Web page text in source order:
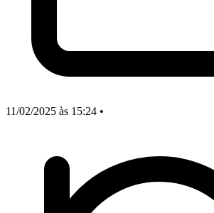
11/02/2025 às 15:24 •